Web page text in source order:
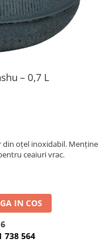
– 0,7 L
din oțel inoxidabil. Menține
ceaiuri vrac.
IN COS
738 564